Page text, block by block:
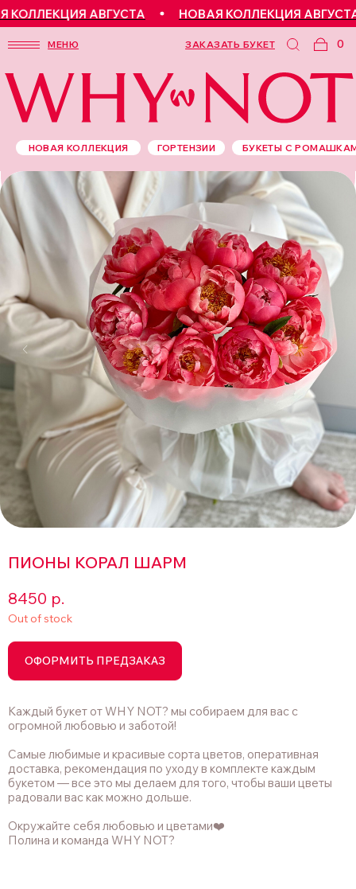
АВГУСТА НОВАЯ КОЛЛЕКЦИЯ АВГУСТА
МЕНЮ 0
ЗАКАЗАТЬ БУКЕТ
БУКЕТЫ С
НОВАЯ КОЛЛЕКЦИЯ ГОРТЕНЗИИ
ПИОНЫ КОРАЛ ШАРМ
8450 р.
Out of stock
ОФОРМИТЬ ПРЕДЗАКАЗ
Каждый букет от WHY NOT? мы собираем для вас с
огромной любовью и заботой!
Самые любимые и красивые сорта цветов, оперативная
доставка, рекомендация по уходу в комплекте каждым
букетом — все это мы делаем для того, чтобы ваши цветы
радовали вас как можно дольше.
Окружайте себя любовью и цветами❤️
Полина и команда WHY NOT?